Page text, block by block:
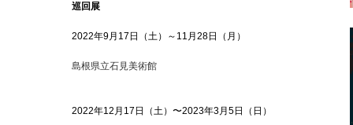
巡回展
2022年9月17日（土）～11月28日（月）
島根県立石見美術館
2022年12月17日（土）〜2023年3月5日（日）